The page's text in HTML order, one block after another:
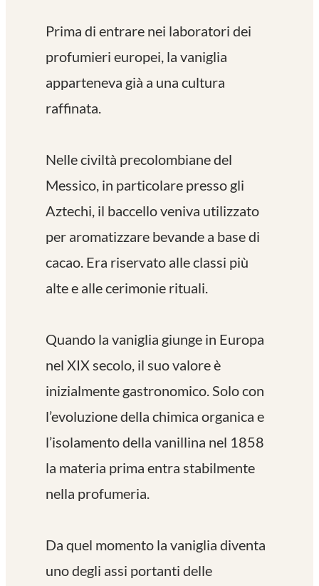
Prima di entrare nei laboratori dei
profumieri europei, la vaniglia
apparteneva già a una cultura
raffinata.
Nelle civiltà precolombiane del
Messico, in particolare presso gli
Aztechi, il baccello veniva utilizzato
per aromatizzare bevande a base di
cacao. Era riservato alle classi più
alte e alle cerimonie rituali.
Quando la vaniglia giunge in Europa
nel XIX secolo, il suo valore è
inizialmente gastronomico. Solo con
l’evoluzione della chimica organica e
l’isolamento della vanillina nel 1858
la materia prima entra stabilmente
nella profumeria.
Da quel momento la vaniglia diventa
uno degli assi portanti delle